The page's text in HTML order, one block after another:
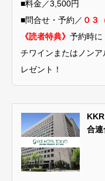
■料金／3,500円
■問合せ・予約／ ０３
《読者特典》 予約時に
チワインまたはノン
レゼント！
合連